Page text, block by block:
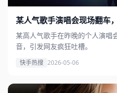
某人气歌手演唱会现场翻车
某高人气歌手在昨晚的个人演唱
音，引发网友疯狂吐槽。
快手热搜 2026-05-06